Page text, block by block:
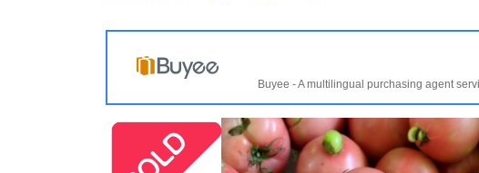
Buyee - A multilingual purchasing agent